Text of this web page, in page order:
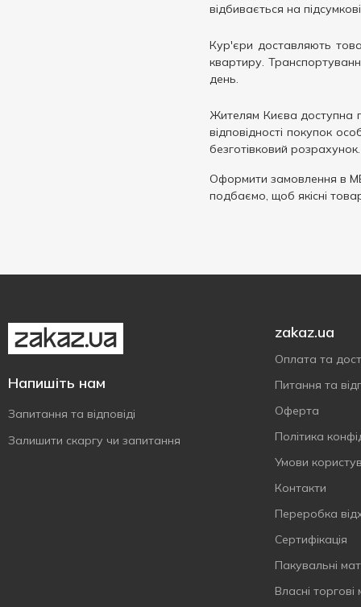
відбивається на
Кур'єри доставляють
квартиру.
день.
Жителям Києва доступна
відповідності покупок
безготівковий розрахунок.
Оформити замовлення в
подбаємо, щоб якісні
Напишіть нам
Запитання та відповіді
Залишити скаргу чи запитання
zakaz.ua
Оплата та
Питання та
Оферта
Політика
Умови
Контакти
Переробка
Сертифiкацiя
Пакувальні
Власнi торговi